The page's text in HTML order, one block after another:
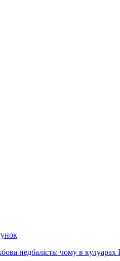
недбалість: чому в кулуарах